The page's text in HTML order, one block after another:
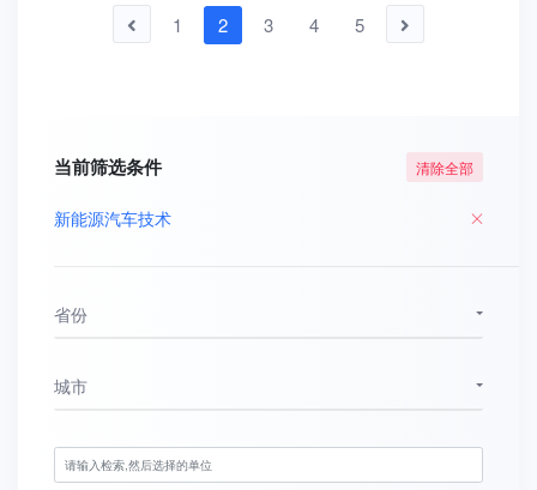
1 2 3 4 5
当前筛选条件 清除全部
新能源汽车技术
省份
城市